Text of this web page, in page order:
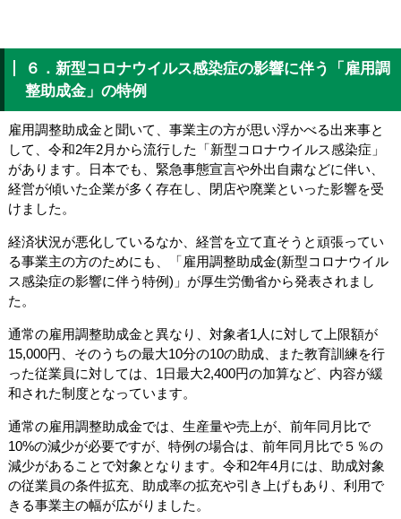
６．新型コロナウイルス感染症の影響に伴う「雇用調
整助成金」の特例
雇用調整助成金と聞いて、事業主の方が思い浮かべる出来事と
して、令和2年2月から流行した「新型コロナウイルス感染症」
があります。日本でも、緊急事態宣言や外出自粛などに伴い、
経営が傾いた企業が多く存在し、閉店や廃業といった影響を受
けました。
経済状況が悪化しているなか、経営を立て直そうと頑張ってい
る事業主の方のためにも、「雇用調整助成金(新型コロナウイル
ス感染症の影響に伴う特例)」が厚生労働省から発表されまし
た。
通常の雇用調整助成金と異なり、対象者1人に対して上限額が
15,000円、そのうちの最大10分の10の助成、また教育訓練を行
った従業員に対しては、1日最大2,400円の加算など、内容が緩
和された制度となっています。
通常の雇用調整助成金では、生産量や売上が、前年同月比で
10%の減少が必要ですが、特例の場合は、前年同月比で５％の
減少があることで対象となります。令和2年4月には、助成対象
の従業員の条件拡充、助成率の拡充や引き上げもあり、利用で
きる事業主の幅が広がりました。